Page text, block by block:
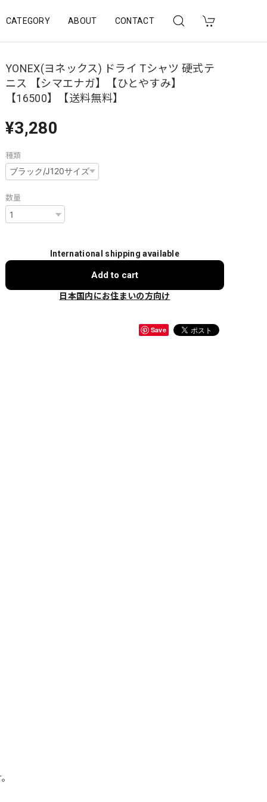
CATEGORY ABOUT CONTACT
YONEX(ヨネックス) ドライ Tシャツ 硬式テ
ニス 【シマエナガ】【ひとやすみ】
【16500】【送料無料】
¥3,280
種類
数量
International shipping available
Add to cart
日本国内にお住まいの方向け
Save